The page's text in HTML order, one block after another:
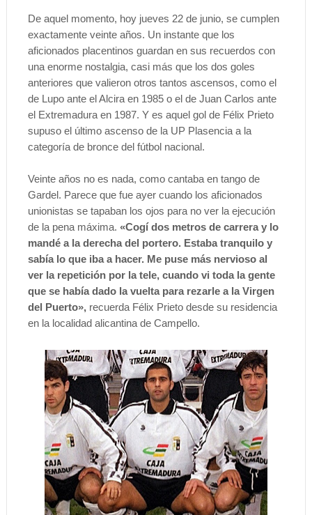
De aquel momento, hoy jueves 22 de junio, se cumplen
exactamente veinte años. Un instante que los
aficionados placentinos guardan en sus recuerdos con
una enorme nostalgia, casi más que los dos goles
anteriores que valieron otros tantos ascensos, como el
de Lupo ante el Alcira en 1985 o el de Juan Carlos ante
el Extremadura en 1987. Y es aquel gol de Félix Prieto
supuso el último ascenso de la UP Plasencia a la
categoría de bronce del fútbol nacional.
Veinte años no es nada, como cantaba en tango de
Gardel. Parece que fue ayer cuando los aficionados
unionistas se tapaban los ojos para no ver la ejecución
de la pena máxima. «Cogí dos metros de carrera y lo
mandé a la derecha del portero. Estaba tranquilo y
sabía lo que iba a hacer. Me puse más nervioso al
ver la repetición por la tele, cuando vi toda la gente
que se había dado la vuelta para rezarle a la Virgen
del Puerto»,recuerda Félix Prieto desde su residencia
en la localidad alicantina de Campello.